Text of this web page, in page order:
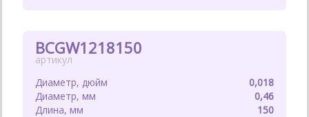
0,018
0,46
150
BCGW1218150